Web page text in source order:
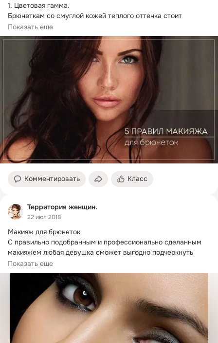
1. Цветовая гамма.
Брюнеткам со смуглой кожей теплого оттенка стоит
выбирать в макияже теплые оттенки,...
Показать еще
Комментировать Класс
Территория женщин.
22 июл 2018
Макияж для брюнеток
С правильно подобранным и профессионально сделанным
макияжем любая девушка сможет выгодно подчеркнуть
самые выдающиеся...
Показать еще